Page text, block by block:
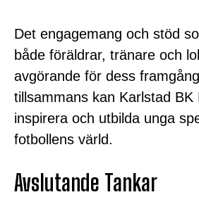
Det engagemang och stöd
både föräldrar, tränare och
avgörande för dess
tillsammans kan Karlstad
inspirera och utbilda unga
fotbollens värld.
Avslutande Tankar